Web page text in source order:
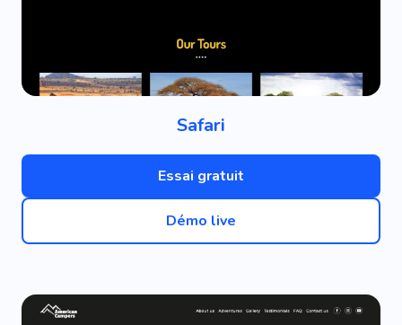
Safari
Essai gratuit
Démo live